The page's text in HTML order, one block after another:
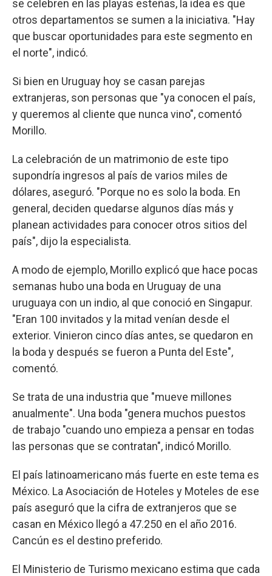
se celebren en las playas esteñas, la idea es que
otros departamentos se sumen a la iniciativa. "Hay
que buscar oportunidades para este segmento en
el norte", indicó.
Si bien en Uruguay hoy se casan parejas
extranjeras, son personas que "ya conocen el país,
y queremos al cliente que nunca vino", comentó
Morillo.
La celebración de un matrimonio de este tipo
supondría ingresos al país de varios miles de
dólares, aseguró. "Porque no es solo la boda. En
general, deciden quedarse algunos días más y
planean actividades para conocer otros sitios del
país", dijo la especialista.
A modo de ejemplo, Morillo explicó que hace pocas
semanas hubo una boda en Uruguay de una
uruguaya con un indio, al que conoció en Singapur.
"Eran 100 invitados y la mitad venían desde el
exterior. Vinieron cinco días antes, se quedaron en
la boda y después se fueron a Punta del Este",
comentó.
Se trata de una industria que "mueve millones
anualmente". Una boda "genera muchos puestos
de trabajo "cuando uno empieza a pensar en todas
las personas que se contratan", indicó Morillo.
El país latinoamericano más fuerte en este tema es
México. La Asociación de Hoteles y Moteles de ese
país aseguró que la cifra de extranjeros que se
casan en México llegó a 47.250 en el año 2016.
Cancún es el destino preferido.
El Ministerio de Turismo mexicano estima que cada